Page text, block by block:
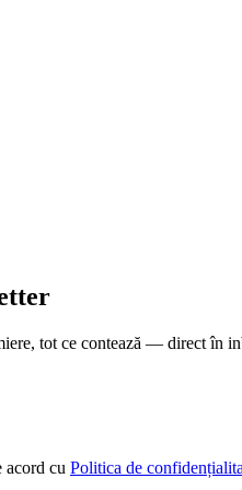
tot ce contează — direct în
acord cu Politica de